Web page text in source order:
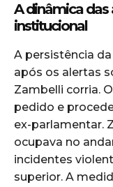
A dinâmica das
institucional
A persistência
após os alertas
Zambelli corria.
pedido e
ex-parlamentar.
ocupava no
incidentes
superior. A